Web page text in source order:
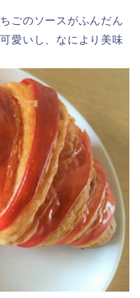
ごのソースがふんだん
愛いし、なにより美味